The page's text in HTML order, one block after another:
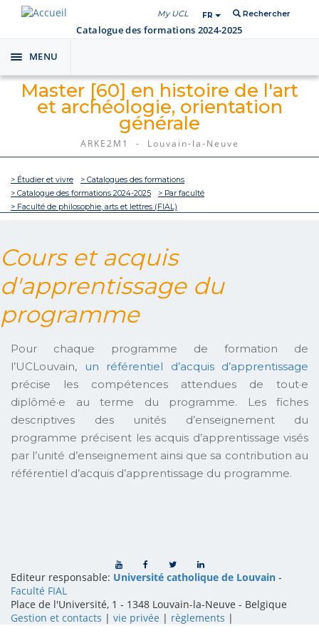
My UCL FR Rechercher
Catalogue des formations 2024-2025
Toggle
navigation
MENU
Master [60] en histoire de l'art
et archéologie, orientation
générale
ARKE2M1 - Louvain-la-Neuve
> Étudier et vivre
> Catalogues des formations
> Catalogue des formations 2024-2025
> Par faculté
> Faculté de philosophie, arts et lettres (FIAL)
Cours et acquis
d'apprentissage du
programme
Pour chaque programme de formation de
l’UCLouvain, un référentiel d’acquis d’apprentissage
précise les compétences attendues de tout·e
diplômé·e au terme du programme. Les fiches
descriptives des unités d’enseignement du
programme précisent les acquis d’apprentissage visés
par l’unité d’enseignement ainsi que sa contribution au
référentiel d’acquis d’apprentissage du programme.
Editeur responsable: Université catholique de Louvain -
Faculté FIAL
Place de l'Université, 1 - 1348 Louvain-la-Neuve - Belgique
Gestion et contacts | vie privée | règlements |